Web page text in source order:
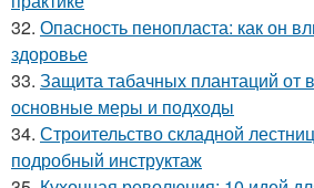
32. Опасность пенопласта: как он
здоровье
33. Защита табачных плантаций от
основные меры и подходы
34. Строительство складной
подробный инструктаж